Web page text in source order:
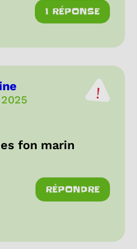
1 RÉPONSE
fon marin
les réactions
RÉPONDRE